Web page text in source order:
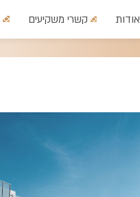
אודות קשרי משקיעים